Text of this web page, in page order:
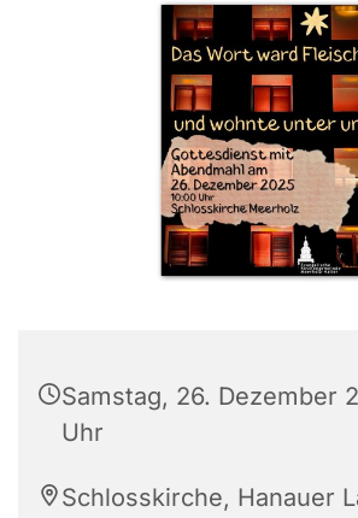
Samstag, 26. Dezember
Uhr
Schlosskirche, Hanauer